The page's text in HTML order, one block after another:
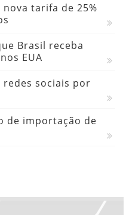
tarifa de 25%
Brasil receba
EUA
sociais por
de importação de